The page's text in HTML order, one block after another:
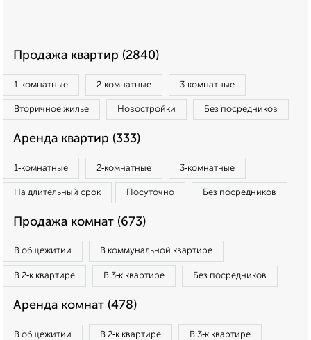
Продажа квартир (2840)
1‑комнатные 2‑комнатные 3‑комнатные
Вторичное жилье Новостройки Без посредников
Аренда квартир (333)
1‑комнатные 2‑комнатные 3‑комнатные
На длительный срок Посуточно Без посредников
Продажа комнат (673)
В общежитии В коммунальной квартире
В 2‑к квартире В 3‑к квартире Без посредников
Аренда комнат (478)
В общежитии В 2‑к квартире В 3‑к квартире